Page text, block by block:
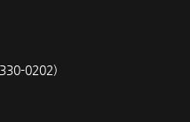
0202)